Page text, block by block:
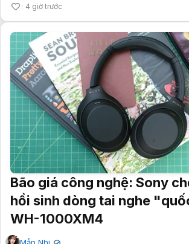
4 giờ trước
Bão giá công nghệ: Sony
hồi sinh dòng tai nghe
WH-1000XM4